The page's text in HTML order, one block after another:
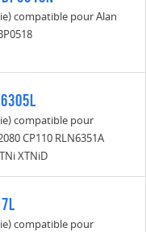
compatible pour Alan
compatible pour
CP110 RLN6351A
XTNiD
compatible pour